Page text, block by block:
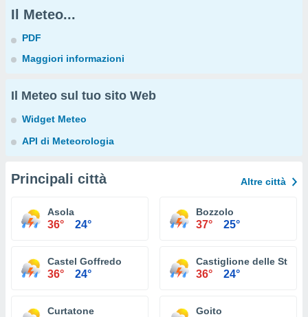
Il Meteo...
PDF
Maggiori informazioni
Il Meteo sul tuo sito Web
Widget Meteo
API di Meteorologia
Principali città Altre città
Asola
36° 24°
Bozzolo
37° 25°
Castel Goffredo
36° 24°
Castiglione delle
36° 24°
Curtatone Goito